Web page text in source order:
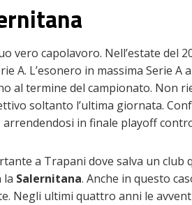
vero capolavoro. Nell’estate del
A. L’esonero in massima Serie A
al termine del campionato. Non
soltanto l’ultima giornata.
in finale playoff
a Trapani dove salva un club
la Salernitana. Anche in questo
Negli ultimi quattro anni le